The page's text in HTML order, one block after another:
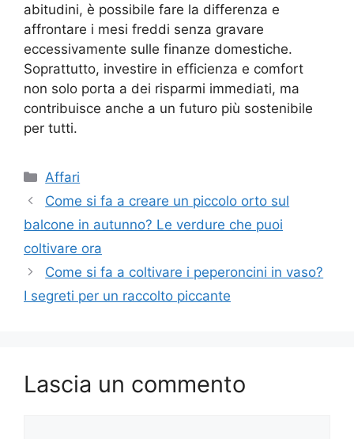
abitudini, è possibile fare la differenza e
affrontare i mesi freddi senza gravare
eccessivamente sulle finanze domestiche.
Soprattutto, investire in efficienza e comfort
non solo porta a dei risparmi immediati, ma
contribuisce anche a un futuro più sostenibile
per tutti.
Categorie
Affari
Come si fa a creare un piccolo orto sul
balcone in autunno? Le verdure che puoi
coltivare ora
Come si fa a coltivare i peperoncini in vaso?
I segreti per un raccolto piccante
Lascia un commento